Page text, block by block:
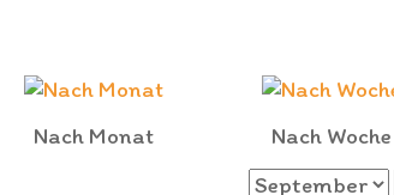
Nach Monat Nach Woche